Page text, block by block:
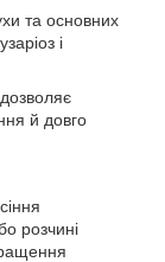
та основних
і
й довго
розчині